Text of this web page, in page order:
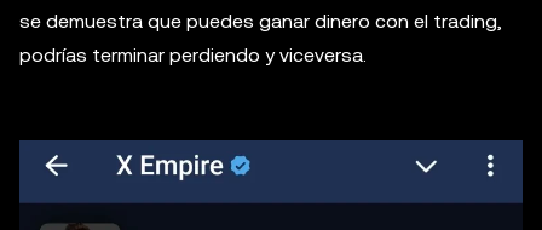
se demuestra que puedes ganar dinero con el trading,
podrías terminar perdiendo y viceversa.